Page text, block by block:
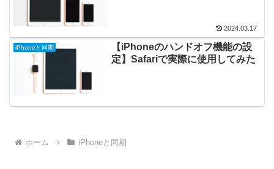
2024.03.17
iPhoneと同期
【iPhoneのハンドオフ機能の設
定】Safariで実際に使用してみた
ホーム iPhoneと同期